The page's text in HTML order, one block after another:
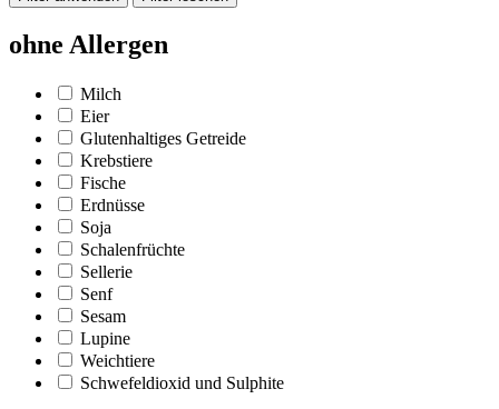
ohne Allergen
Milch
Eier
Glutenhaltiges Getreide
Krebstiere
Fische
Erdnüsse
Soja
Schalenfrüchte
Sellerie
Senf
Sesam
Lupine
Weichtiere
Schwefeldioxid und Sulphite